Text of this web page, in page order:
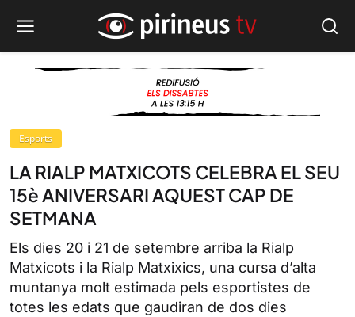
Esports
LA RIALP MATXICOTS CELEBRA EL SEU
15è ANIVERSARI AQUEST CAP DE
SETMANA
Els dies 20 i 21 de setembre arriba la Rialp
Matxicots i la Rialp Matxixics, una cursa d’alta
muntanya molt estimada pels esportistes de
totes les edats que gaudiran de dos dies